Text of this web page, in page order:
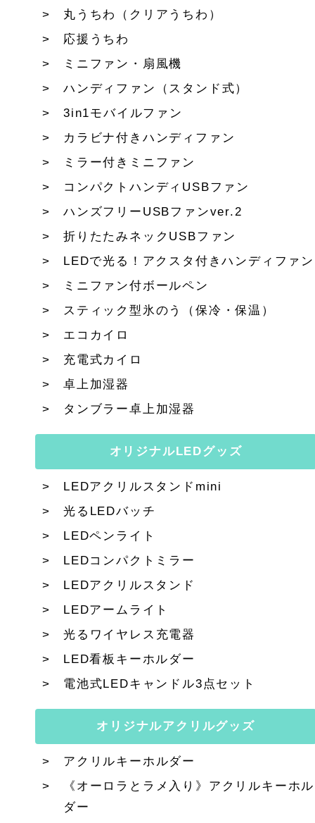
丸うちわ（クリアうちわ）
応援うちわ
ミニファン・扇風機
ハンディファン（スタンド式）
3in1モバイルファン
カラビナ付きハンディファン
ミラー付きミニファン
コンパクトハンディUSBファン
ハンズフリーUSBファンver.2
折りたたみネックUSBファン
LEDで光る！アクスタ付きハンディファン
ミニファン付ボールペン
スティック型氷のう（保冷・保温）
エコカイロ
充電式カイロ
卓上加湿器
タンブラー卓上加湿器
オリジナルLEDグッズ
LEDアクリルスタンドmini
光るLEDバッチ
LEDペンライト
LEDコンパクトミラー
LEDアクリルスタンド
LEDアームライト
光るワイヤレス充電器
LED看板キーホルダー
電池式LEDキャンドル3点セット
オリジナルアクリルグッズ
アクリルキーホルダー
《オーロラとラメ入り》アクリルキーホル
ダー